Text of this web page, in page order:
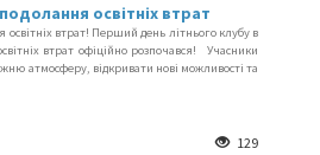
освітніх втрат
освітніх втрат! Перший день літнього клубу в
втрат офіційно розпочався! Учасники
атмосферу, відкривати нові можливості та
129